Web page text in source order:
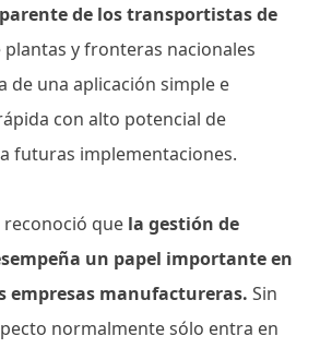
de los transportistas de
plantas y fronteras nacionales
de una aplicación simple e
con alto potencial de
futuras implementaciones.
reconoció que la gestión de
un papel importante en
empresas manufactureras. Sin
normalmente sólo entra en